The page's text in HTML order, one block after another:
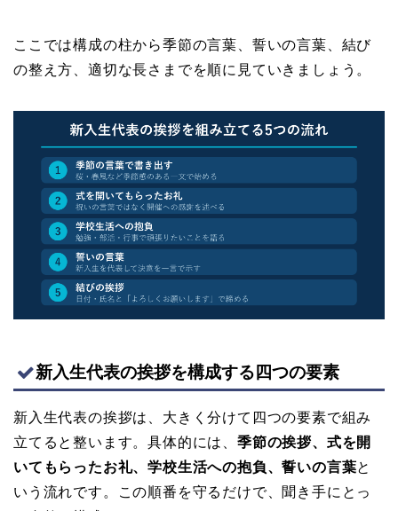
ここでは構成の柱から季節の言葉、誓いの言葉、結び
の整え方、適切な長さまでを順に見ていきましょう。
新入生代表の挨拶を構成する四つの要素
新入生代表の挨拶は、大きく分けて四つの要素で組み
立てると整います。具体的には、 季節の挨拶、式を開
いてもらったお礼、学校生活への抱負、誓いの言葉と
いう流れです。この順番を守るだけで、聞き手にとっ